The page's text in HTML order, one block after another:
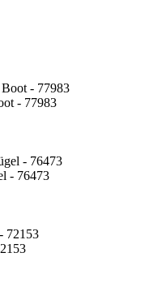
- 77983
- 76473